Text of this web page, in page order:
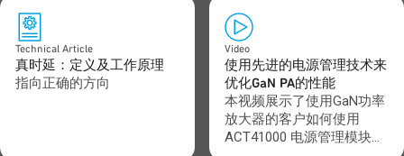
能在某些环境中运行。在
6GHz频段，许可运营的固
网、公共运营商，以及本地
电视传输、广播辅助和有线
电视转播服务也在同一带宽
当，可能会导致组件损坏。
管理时序步骤相当关键。好
消息是，这项任务的难度有
所降低。
Technical Article
真时延：定义及工作原理
指向正确的方向
Video
使用先进的电源管理技术来
优化GaN PA的性能
本视频展示了使用GaN功率
放大器的客户如何使用
ACT41000 电源管理模块来